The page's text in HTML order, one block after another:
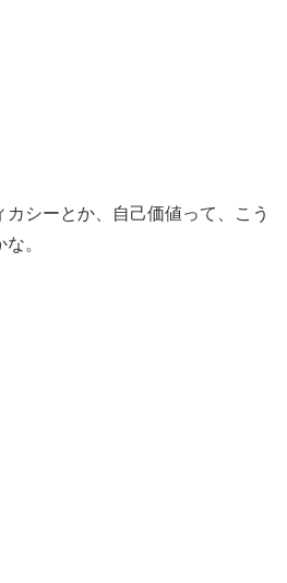
シーとか、自己価値って、こう
。